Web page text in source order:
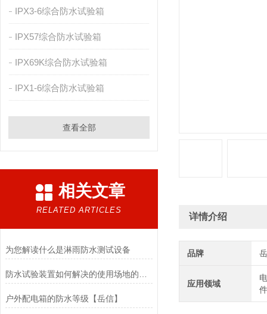
IPX3-6综合防水试验箱
IPX57综合防水试验箱
IPX69K综合防水试验箱
IPX1-6综合防水试验箱
查看全部
相关文章
RELATED ARTICLES
为您解读什么是淋雨防水测试设备
户外配电箱的防水等级【岳信】
详情介绍
品牌
应用领域